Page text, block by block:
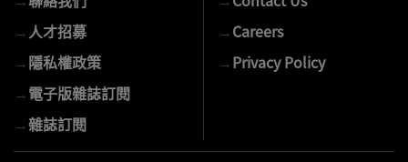
→ 人才招募
→隱私權政策
→電子版雜誌訂閱
→雜誌訂閱
→Careers
→Privacy Policy